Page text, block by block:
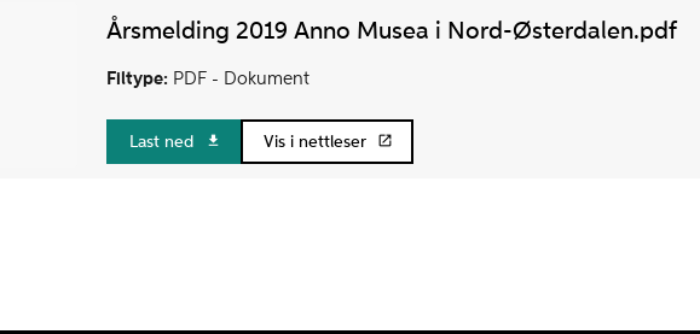
Årsmelding 2019 Anno Musea i Nord-Østerdalen.pdf
Filtype: PDF - Dokument
Last ned Vis i nettleser